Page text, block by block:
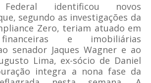
identificou novos
segundo as investigações da
Zero, teriam atuado em
e imobiliárias
senador Jaques Wagner e ao
Lima, ex-sócio de Daniel
integra a nona fase da